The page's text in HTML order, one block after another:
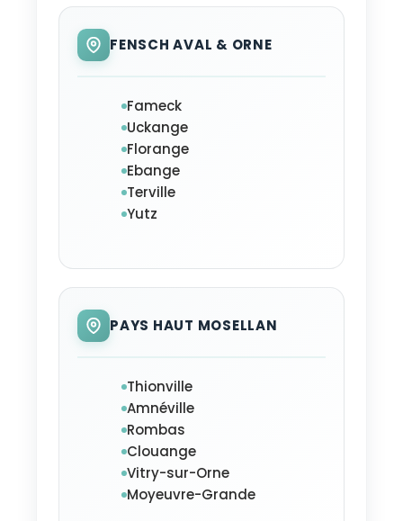
FENSCH AVAL & ORNE
Fameck
Uckange
Florange
Ebange
Terville
Yutz
PAYS HAUT MOSELLAN
Thionville
Amnéville
Rombas
Clouange
Vitry-sur-Orne
Moyeuvre-Grande